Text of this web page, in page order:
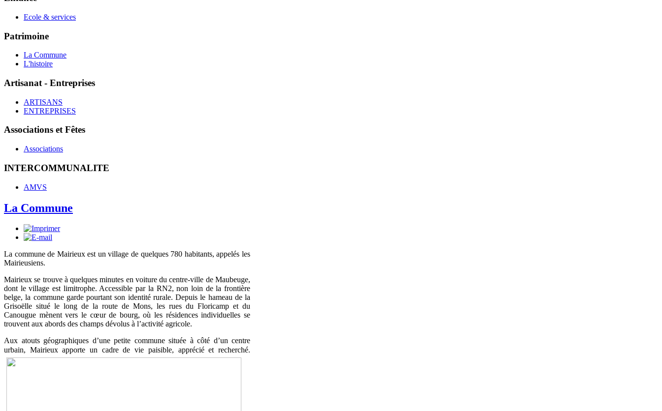
Ecole & services
Patrimoine
La Commune
L'histoire
Artisanat - Entreprises
ARTISANS
ENTREPRISES
Associations et Fêtes
Associations
INTERCOMMUNALITE
AMVS
La Commune
La commune de Mairieux est un village de quelques 780 habitants, appelés les
Mairieusiens.
Mairieux se trouve à quelques minutes en voiture du centre-ville de Maubeuge,
dont le village est limitrophe. Accessible par la RN2, non loin de la frontière
belge, la commune garde pourtant son identité rurale. Depuis le hameau de la
Grisoëlle situé le long de la route de Mons, les rues du Floricamp et du
Canougue mènent vers le cœur de bourg, où les résidences individuelles se
trouvent aux abords des champs dévolus à l’activité agricole.
Aux atouts géographiques d’une petite commune située à côté d’un centre
urbain, Mairieux apporte un cadre de vie paisible, apprécié et recherché.